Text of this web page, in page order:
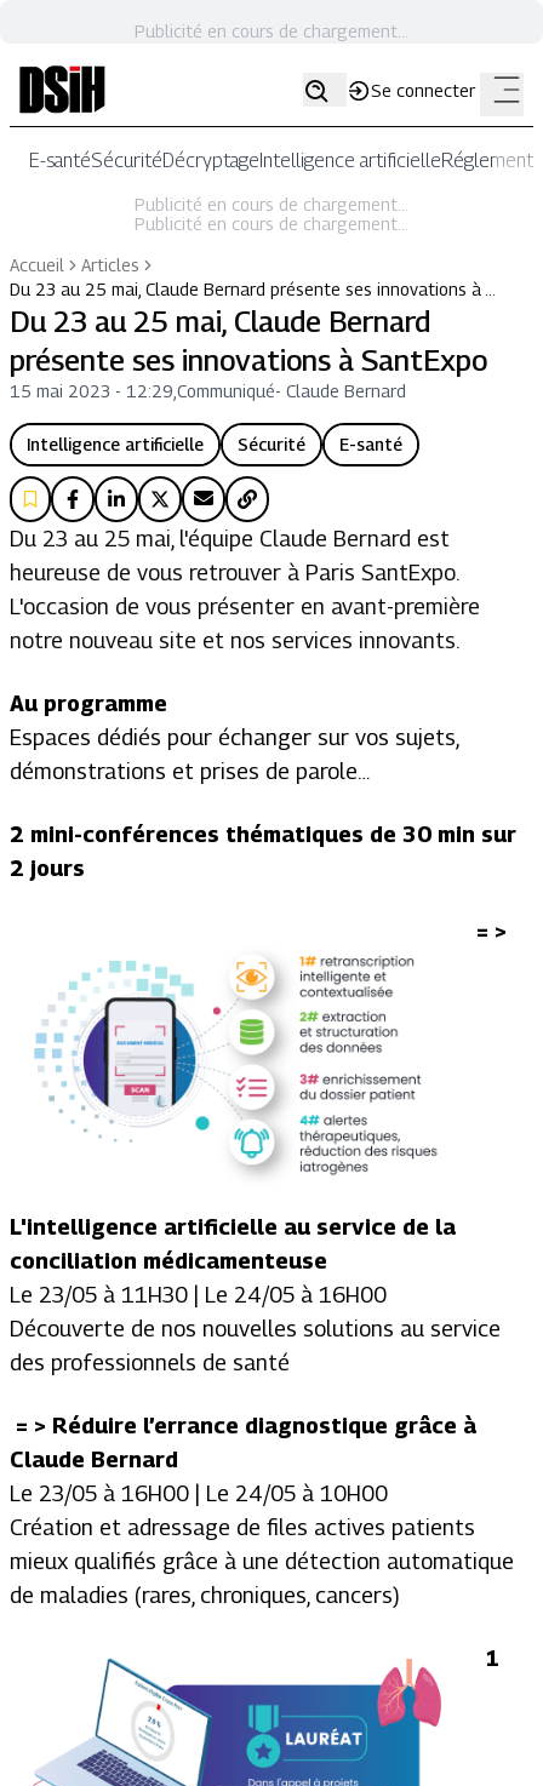
Publicité en cours de chargement...
Se connecter
E-santéSécuritéDécryptageIntelligence artificielle
Publicité en cours de chargement...
Publicité en cours de chargement...
Accueil
Articles
Du 23 au 25 mai, Claude Bernard présente ses innovations à …
Du 23 au 25 mai, Claude Bernard
présente ses innovations à SantExpo
15 mai 2023 - 12:29 Communiqué- Claude Bernard
Intelligence artificielle Sécurité E-santé
Du 23 au 25 mai, l'équipe Claude Bernard est
heureuse de vous retrouver à Paris SantExpo.
L'occasion de vous présenter en avant-première
notre nouveau site et nos services innovants.
Au programme
Espaces dédiés pour échanger sur vos sujets,
démonstrations et prises de parole…
2 mini-conférences thématiques de 30 min sur
2 jours
= >
L'intelligence artificielle au service de la
conciliation médicamenteuse
Le 23/05 à 11H30 | Le 24/05 à 16H00
Découverte de nos nouvelles solutions au service
des professionnels de santé
= > Réduire l’errance diagnostique grâce à
Claude Bernard
Le 23/05 à 16H00 | Le 24/05 à 10H00
Création et adressage de files actives patients
mieux qualifiés grâce à une détection automatique
de maladies (rares, chroniques, cancers)
1